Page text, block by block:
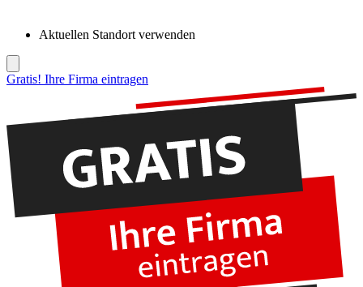
Aktuellen Standort verwenden
Gratis! Ihre Firma eintragen